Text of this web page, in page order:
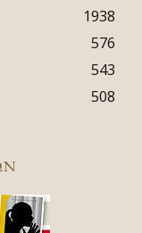
1938
576
543
508